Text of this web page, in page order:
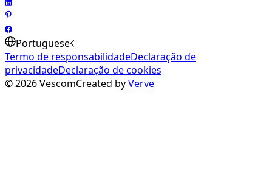
Portuguese
Termo de responsabilidadeDeclaração de
privacidadeDeclaração de cookies
©2026VescomCreated byVerve